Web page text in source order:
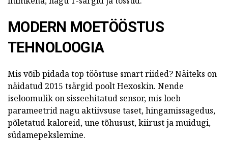
MODERN MOETÖÖSTUS
TEHNOLOOGIA
Mis võib pidada top tööstuse smart riided? Näiteks on
näidatud 2015 tsärgid poolt Hexoskin. Nende
iseloomulik on sisseehitatud sensor, mis loeb
parameetrid nagu aktiivsuse taset, hingamissagedus,
põletatud kaloreid, une tõhusust, kiirust ja muidugi,
südamepekslemine.